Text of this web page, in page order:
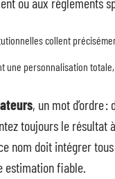
collent
une personnalisation
, un mot d’ordre
toujours le résultat
nom doit intégrer
estimation fiable.